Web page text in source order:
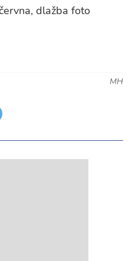
dlažba foto
MH